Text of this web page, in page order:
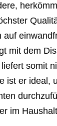
auf
mit dem
somit
ist er ideal,
im